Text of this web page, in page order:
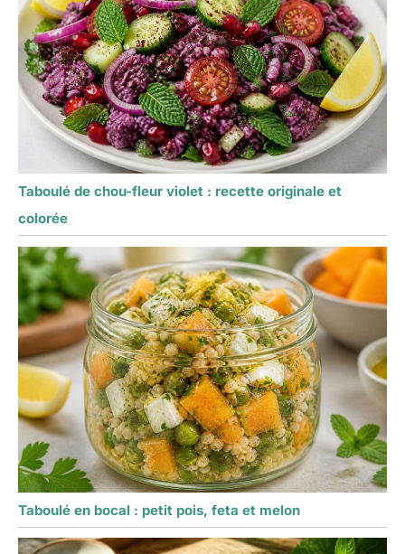
Taboulé de chou-fleur violet : recette originale et
colorée
Taboulé en bocal : petit pois, feta et melon